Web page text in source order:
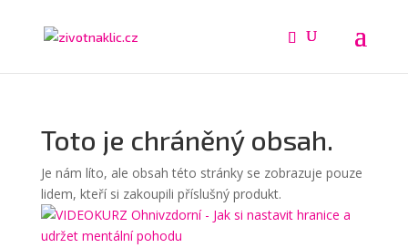
Toto je chráněný obsah.
Je nám líto, ale obsah této stránky se zobrazuje pouze
lidem, kteří si zakoupili příslušný produkt.